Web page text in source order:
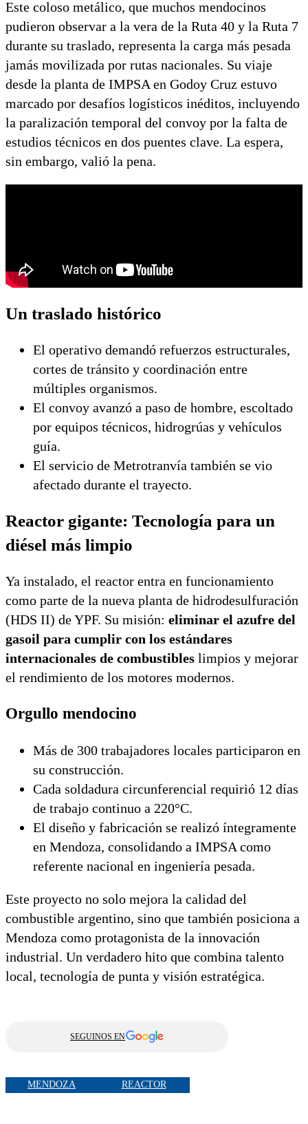
Este coloso metálico, que muchos mendocinos
pudieron observar a la vera de la Ruta 40 y la Ruta 7
durante su traslado, representa la carga más pesada
jamás movilizada por rutas nacionales. Su viaje
desde la planta de IMPSA en Godoy Cruz estuvo
marcado por desafíos logísticos inéditos, incluyendo
la paralización temporal del convoy por la falta de
estudios técnicos en dos puentes clave. La espera,
sin embargo, valió la pena.
Un traslado histórico
El operativo demandó refuerzos estructurales,
cortes de tránsito y coordinación entre
múltiples organismos.
El convoy avanzó a paso de hombre, escoltado
por equipos técnicos, hidrogrúas y vehículos
guía.
El servicio de Metrotranvía también se vio
afectado durante el trayecto.
Reactor gigante: Tecnología para un
diésel más limpio
Ya instalado, el reactor entra en funcionamiento
como parte de la nueva planta de hidrodesulfuración
(HDS II) de YPF. Su misión: eliminar el azufre del
gasoil para cumplir con los estándares
internacionales de combustibles limpios y mejorar
el rendimiento de los motores modernos.
Orgullo mendocino
Más de 300 trabajadores locales participaron en
su construcción.
Cada soldadura circunferencial requirió 12 días
de trabajo continuo a 220°C.
El diseño y fabricación se realizó íntegramente
en Mendoza, consolidando a IMPSA como
referente nacional en ingeniería pesada.
Este proyecto no solo mejora la calidad del
combustible argentino, sino que también posiciona a
Mendoza como protagonista de la innovación
industrial. Un verdadero hito que combina talento
local, tecnología de punta y visión estratégica.
SEGUINOS EN
MENDOZA REACTOR